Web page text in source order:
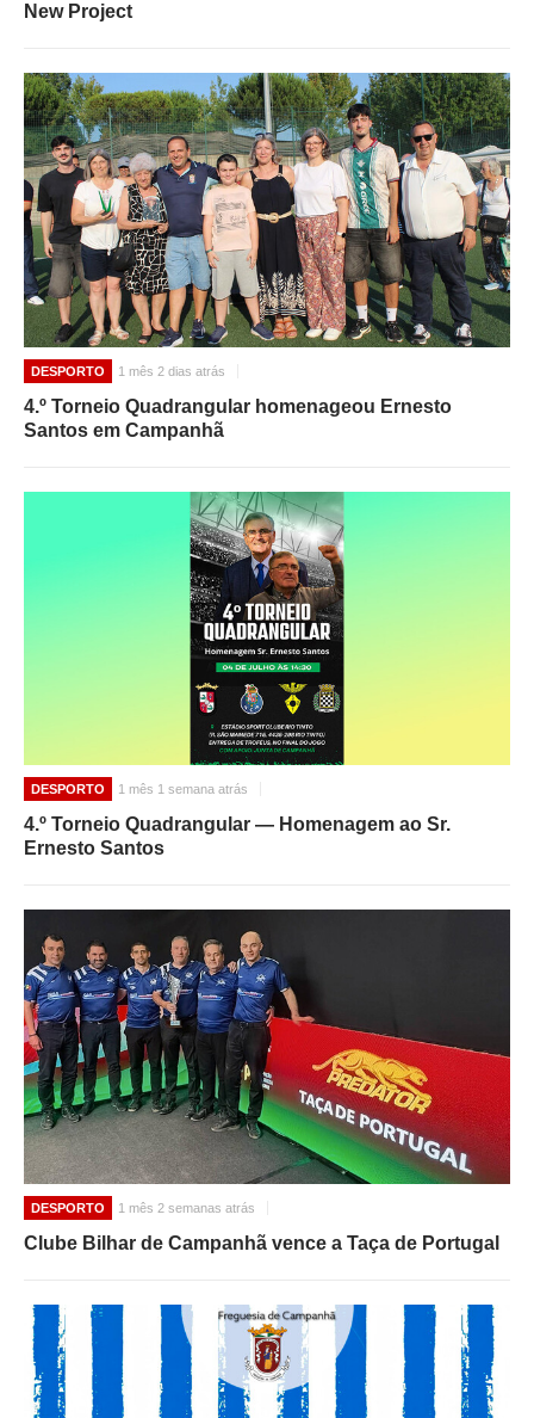
New Project
DESPORTO 1 mês 2 dias atrás
4.º Torneio Quadrangular homenageou Ernesto
Santos em Campanhã
DESPORTO 1 mês 1 semana atrás
4.º Torneio Quadrangular — Homenagem ao Sr.
Ernesto Santos
DESPORTO 1 mês 2 semanas atrás
Clube Bilhar de Campanhã vence a Taça de Portugal